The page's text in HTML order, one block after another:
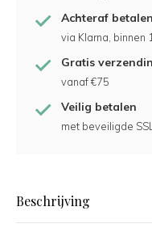
Achteraf betalen
via Klarna, binnen
Gratis
vanaf €75
Veilig betalen
met beveiligde
Beschrijving